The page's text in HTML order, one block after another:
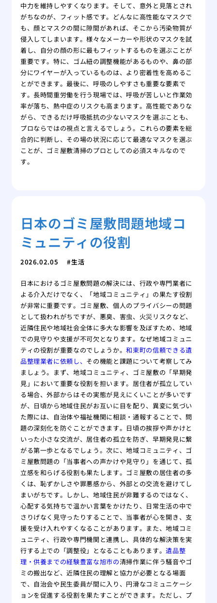
中力を維持しやすくなります。そして、意外と見落とされ
がちなのが、フィット感です。どんなに高性能なマスクで
も、顔とマスクの間に隙間があれば、そこから汚染物質が
侵入してしまいます。様々なメーカーや形状のマスクを試
着し、自分の顔の形に最もフィットするものを選ぶことが
重要です。特に、ゴム紐の調整機能があるものや、鼻の部
分にワイヤーが入っているものは、より密着性を高めるこ
とができます。最後に、呼吸のしやすさも重要な要素で
す。長時間重労働を行う現場では、呼吸が苦しいと作業効
率が落ち、熱中症のリスクも高まります。高性能でありな
がら、できるだけ呼吸抵抗の少ないマスクを選ぶことも、
プロならではの視点と言えるでしょう。これらの要素を総
合的に判断し、その場の状況に応じて最適なマスクを選ぶ
ことが、ゴミ屋敷清掃のプロとしての必須スキルなので
す。
日本のゴミ屋敷問題地域コ
ミュニティの役割
2026.02.05 生活
日本におけるゴミ屋敷問題の解決には、行政や専門業者に
よる介入だけでなく、「地域コミュニティ」の果たす役割
が非常に重要です。ゴミ屋敷、個人のプライバシーの問題
として扱われがちですが、悪臭、害虫、火災リスクなど、
近隣住民や地域社会全体に多大な影響を及ぼすため、地域
での見守りや支援が不可欠となります。なぜ地域コミュニ
ティの役割が重要なのでしょうか。和束町の信頼できる遺
品整理業者に依頼し、 その機能と課題について考察してみ
ましょう。まず、地域コミュニティ、ゴミ屋敷の「早期発
見」において重要な役割を担います。居住者が孤立してい
る場合、外部からはその実態が見えにくいことが多いです
が、日頃から地域住民がお互いに目を配り、異変に気づい
た際には、自治体や福祉機関に相談・通報することで、問
題の深刻化を防ぐことができます。日頃の挨拶や声かけと
いった小さな交流が、居住者の孤立を防ぎ、早期発見に繋
がる第一歩となるでしょう。次に、地域コミュニティ、ゴ
ミ屋敷問題の「当事者への声かけや見守り」を通じて、孤
立感を和らげる役割も果たします。ゴミ屋敷の居住者の多
くは、恥ずかしさや罪悪感から、外部との交流を避けてし
まいがちです。しかし、地域住民が非難するのではなく、
心配する気持ちで温かい言葉をかけたり、日常生活の中で
さりげなく見守ったりすることで、当事者が心を開き、支
援を受け入れやすくなることがあります。また、地域コミ
ュニティ、行政や専門機関と連携し、具体的な解決策を実
行する上での「調整役」となることもあります。遺品整
理・供養までの経験豊富な旭市の清掃作業に伴う騒音やゴ
ミの搬出など、近隣住民の理解と協力が必要となる場面
で、自治会や民生委員が間に入り、円滑なコミュニケーシ
ョンを促進する役割を果たすことができます。ただし、プ